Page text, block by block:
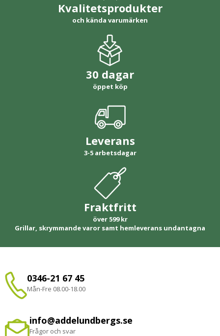
Kvalitetsprodukter
och kända varumärken
30 dagar
öppet köp
Leverans
3-5 arbetsdagar
Fraktfritt
över 599 kr
Grillar, skrymmande varor samt hemleverans undantagna
0346-21 67 45
Mån-Fre 08.00-18.00
info@addelundbergs.se
Frågor och svar